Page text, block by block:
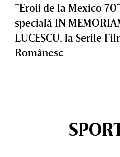
”Eroii de la Mexico
specială IN
LUCESCU, la Serile
Românesc